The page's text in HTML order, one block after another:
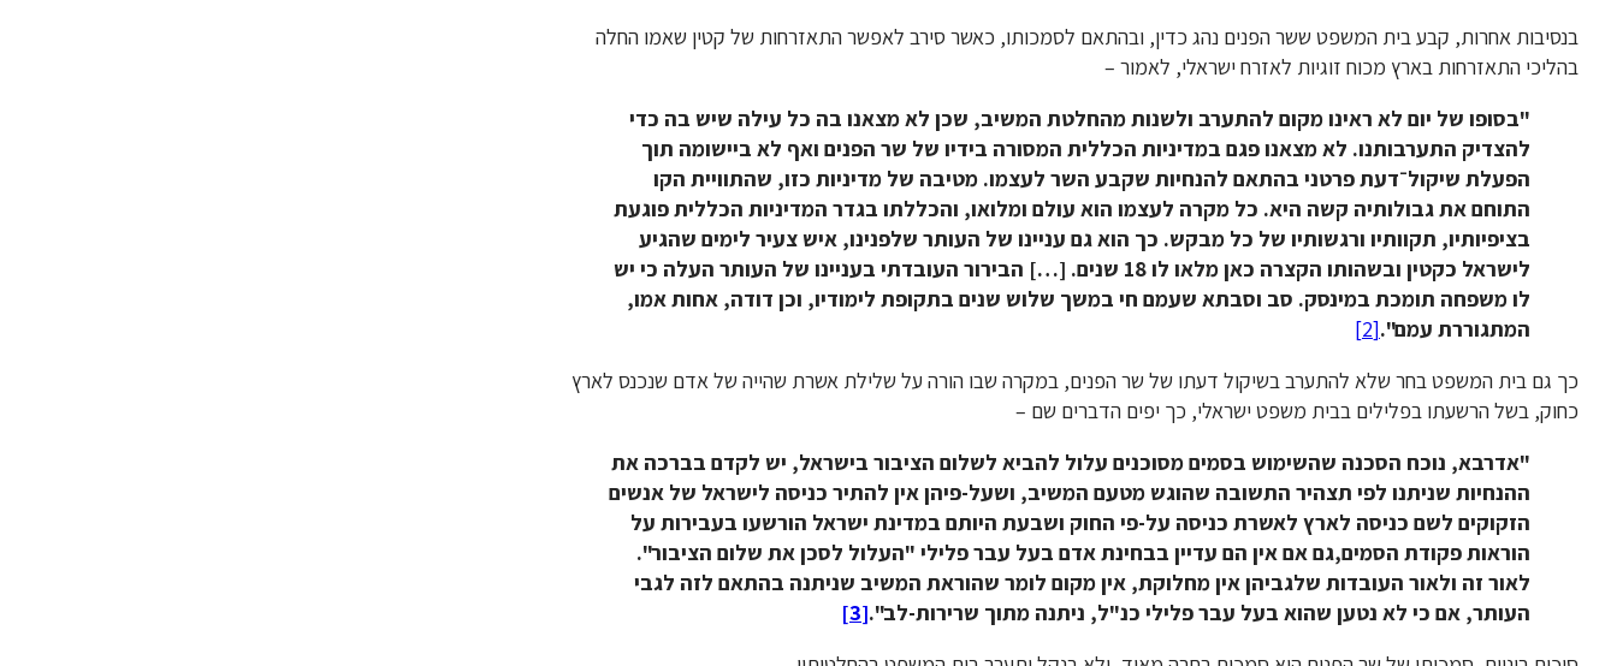
בנסיבות אחרות, קבע בית המשפט ששר הפנים נהג כדין, ובהתאם לסמכותו, כאשר סירב לאפשר התאזרחות של קטין שאמו החלה
בהליכי התאזרחות בארץ מכוח זוגיות לאזרח ישראלי, לאמור –
"בסופו של יום לא ראינו מקום להתערב ולשנות מהחלטת המשיב, שכן לא מצאנו בה כל עילה שיש בה כדי
להצדיק התערבותנו. לא מצאנו פגם במדיניות הכללית המסורה בידיו של שר הפנים ואף לא ביישומה תוך
הפעלת שיקול–דעת פרטני בהתאם להנחיות שקבע השר לעצמו. מטיבה של מדיניות כזו, שהתוויית הקו
התוחם את גבולותיה קשה היא. כל מקרה לעצמו הוא עולם ומלואו, והכללתו בגדר המדיניות הכללית פוגעת
בציפיותיו, תקוותיו ורגשותיו של כל מבקש. כך הוא גם עניינו של העותר שלפנינו, איש צעיר לימים שהגיע
לישראל כקטין ובשהותו הקצרה כאן מלאו לו 18 שנים. […] הבירור העובדתי בעניינו של העותר העלה כי יש
לו משפחה תומכת במינסק. סב וסבתא שעמם חי במשך שלוש שנים בתקופת לימודיו, וכן דודה, אחות אמו,
המתגוררת עמם".[2]
כך גם בית המשפט בחר שלא להתערב בשיקול דעתו של שר הפנים, במקרה שבו הורה על שלילת אשרת שהייה של אדם שנכנס לארץ
כחוק, בשל הרשעתו בפלילים בבית משפט ישראלי, כך יפים הדברים שם –
"אדרבא, נוכח הסכנה שהשימוש בסמים מסוכנים עלול להביא לשלום הציבור בישראל, יש לקדם בברכה את
ההנחיות שניתנו לפי תצהיר התשובה שהוגש מטעם המשיב, ושעל-פיהן אין להתיר כניסה לישראל של אנשים
הזקוקים לשם כניסה לארץ לאשרת כניסה על-פי החוק ושבעת היותם במדינת ישראל הורשעו בעבירות על
הוראות פקודת הסמים,גם אם אין הם עדיין בבחינת אדם בעל עבר פלילי "העלול לסכן את שלום הציבור".
לאור זה ולאור העובדות שלגביהן אין מחלוקת, אין מקום לומר שהוראת המשיב שניתנה בהתאם לזה לגבי
העותר, אם כי לא נטען שהוא בעל עבר פלילי כנ"ל, ניתנה מתוך שרירות-לב".[3]